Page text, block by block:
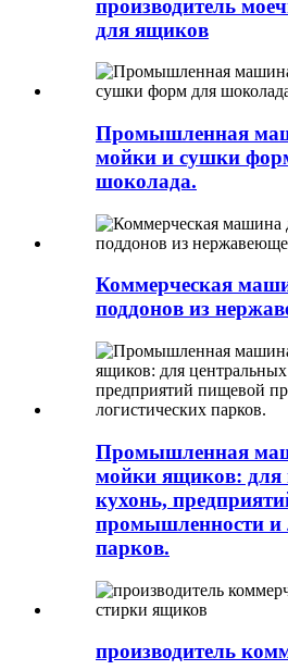
производитель
для ящиков
Промышленная
мойки и сушки
шоколада.
Коммерческая
поддонов из
Промышленная
мойки ящиков: для
кухонь,
промышленности и
парков.
производитель